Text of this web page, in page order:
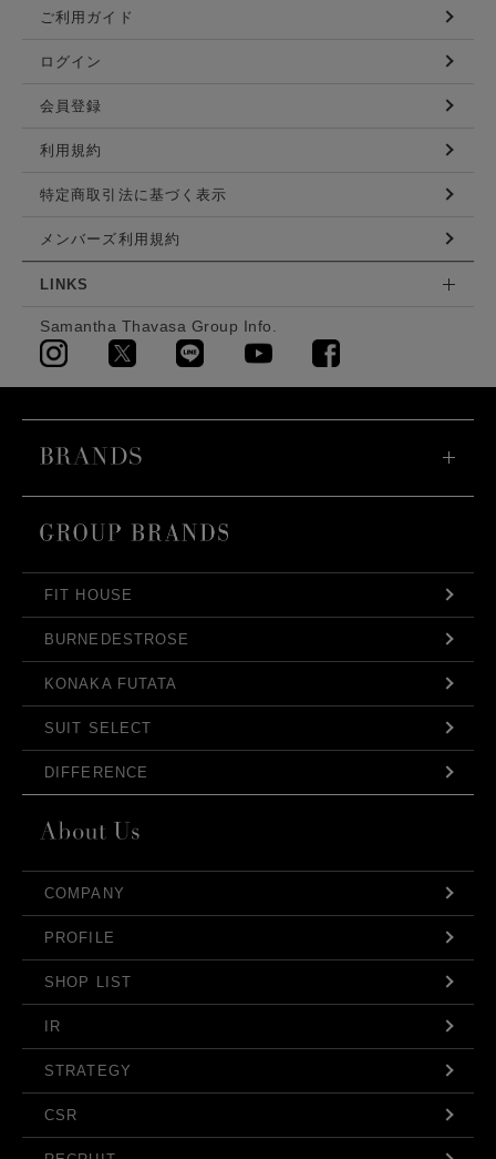
ご利用ガイド
ログイン
会員登録
利用規約
特定商取引法に基づく表示
メンバーズ利用規約
LINKS
Samantha Thavasa Group Info.
FIT HOUSE
BURNEDESTROSE
KONAKA FUTATA
SUIT SELECT
DIFFERENCE
COMPANY
PROFILE
SHOP LIST
IR
STRATEGY
CSR